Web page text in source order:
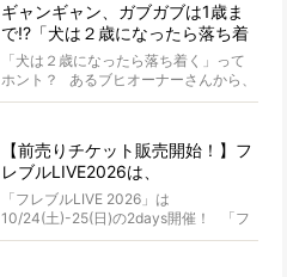
ギャンギャン、ガブガブは1歳ま
で!?「犬は２歳になったら落ち着
く」という都市伝説は本当？
「犬は２歳になったら落ち着く」って
ホント？ あるブヒオーナーさんから、
こんな質問がありました。...
【前売りチケット販売開始！】フ
レブルLIVE2026は、
10/24(土)-25(日)開催！フレブル
だらけのキャンプ・前夜祭・バス
プランも新登場!?
「フレブルLIVE 2026」は
10/24(土)-25(日)の2days開催！ 「フ
レブルLIV...